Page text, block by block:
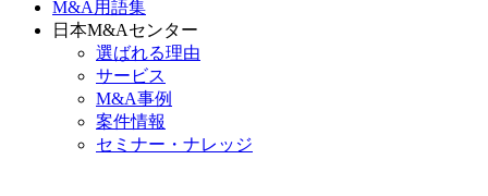
M&A用語集
日本M&Aセンター
選ばれる理由
サービス
M&A事例
案件情報
セミナー・ナレッジ